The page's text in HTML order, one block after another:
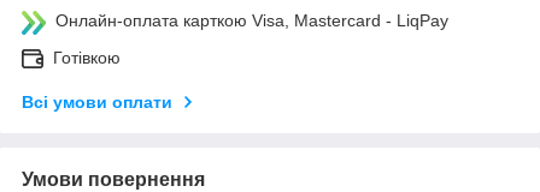
Онлайн-оплата карткою Visa, Mastercard - LiqPay
Готівкою
Всі умови оплати
Умови повернення